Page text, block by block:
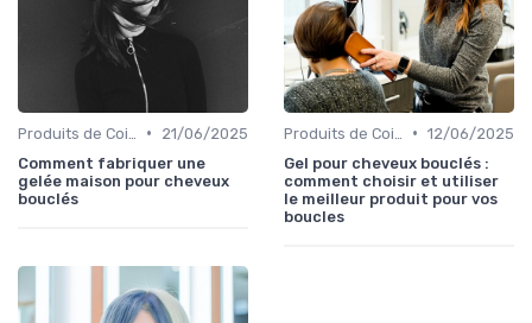
•
21/06/2025
Comment fabriquer une
gelée maison pour cheveux
bouclés
• 12/06/2025
Gel pour cheveux bouclés :
comment choisir et utiliser
le meilleur produit pour vos
boucles